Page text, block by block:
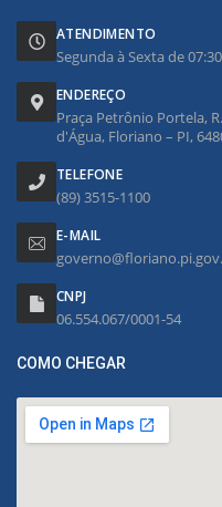
ATENDIMENTO
Segunda à Sexta de
ENDEREÇO
Praça Petrônio Portela,
d'Água, Floriano – PI,
TELEFONE
(89) 3515-1100
E-MAIL
CNPJ
06.554.067/0001-54
COMO CHEGAR